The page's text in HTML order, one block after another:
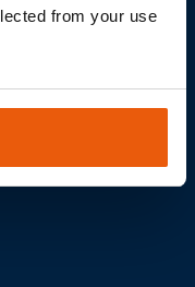
from your use